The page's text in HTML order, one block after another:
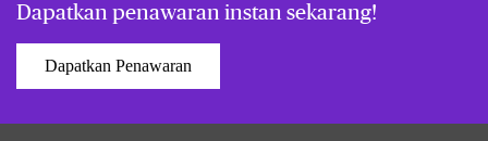
Dapatkan penawaran instan sekarang!
Dapatkan Penawaran